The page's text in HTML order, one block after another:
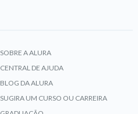
SOBRE A ALURA
CENTRAL DE AJUDA
BLOG DA ALURA
SUGIRA UM CURSO OU CARREIRA